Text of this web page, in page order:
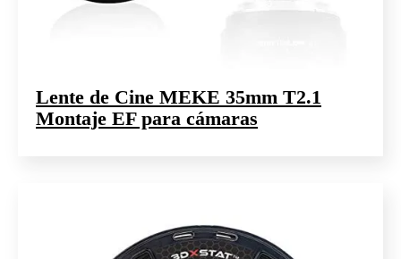
Lente de Cine MEKE 35mm T2.1
Montaje EF para cámaras